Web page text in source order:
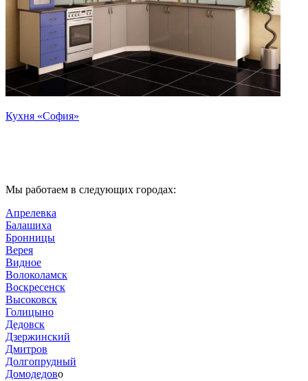
Кухня «София»
Мы работаем в следующих городах:
Апрелевка
Балашиха
Бронницы
Верея
Видное
Волоколамск
Воскресенск
Высоковск
Голицыно
Дедовск
Дзержинский
Дмитров
Долгопрудный
Домодедово